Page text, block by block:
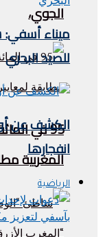
الجوي،
95 في
المغربية
ميناء
للصيد البحري
الكشف عن
انفجارها
الرياضية